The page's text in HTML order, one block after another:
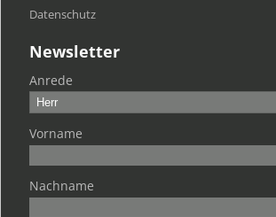
Datenschutz
Newsletter
Anrede
Vorname
Nachname